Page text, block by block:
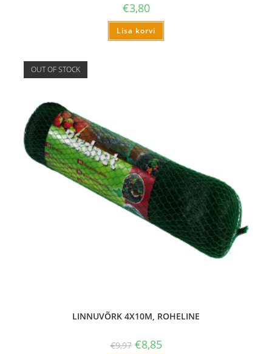
€3,80
Lisa korvi
OUT OF STOCK
LINNUVÕRK 4X10M, ROHELINE
€9,97 €8,85